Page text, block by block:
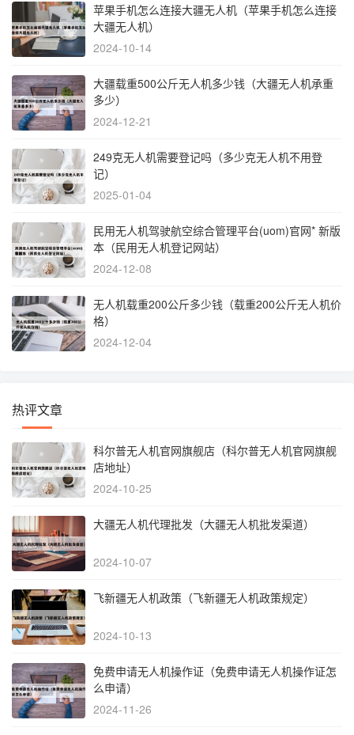
苹果手机怎么连接大疆无人机（苹果手机怎么连接
大疆无人机）
2024-10-14
大疆载重500公斤无人机多少钱（大疆无人机承重
多少）
2024-12-21
249克无人机需要登记吗（多少克无人机不用登
记）
2025-01-04
民用无人机驾驶航空综合管理平台(uom)官网* 新版
本（民用无人机登记网站）
2024-12-08
无人机载重200公斤多少钱（载重200公斤无人机价
格）
2024-12-04
热评文章
科尔普无人机官网旗舰店（科尔普无人机官网旗舰
店地址）
2024-10-25
大疆无人机代理批发（大疆无人机批发渠道）
2024-10-07
飞新疆无人机政策（飞新疆无人机政策规定）
2024-10-13
免费申请无人机操作证（免费申请无人机操作证怎
么申请）
2024-11-26